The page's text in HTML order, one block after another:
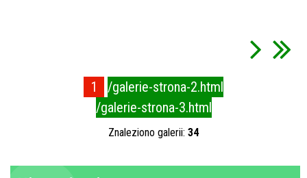
1
/galerie-strona-2.html
/galerie-strona-3.html
Znaleziono galerii: 34